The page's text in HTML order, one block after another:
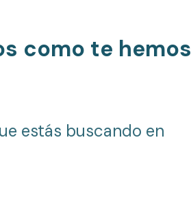
como te hemos
estás buscando en